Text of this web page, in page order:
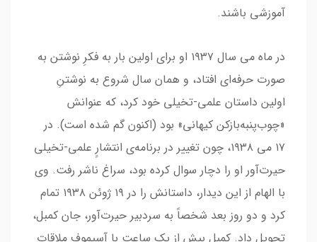
آموزشی باشند.
در ماه می سال ۱۹۳۷ او برای اولین بار به فکرِ نوشتن به
صورت حرفه‌ای افتاد، و همان سال شروع به نوشتنِ
اولین داستان علمی-تخیلی خود کرد، که عنوانش
«چوب‌پنبه‌بازکن کیهانی» بود (اکنون گم شده است). در
۱۷ می ۱۹۳۸، چون تغییر در برنامه‌ی انتشارِِ علمی-تخیلی
حیرت‌آور او را دچار سوال کرده بود، سراغ ناشر رفت. وی
با الهام از این دیدار، داستانش را در ۱۹ ژوئن ۱۹۳۸ تمام
کرد و دو روز بعد شخصاً به سردبیر حیرت‌آور، جان کمبل،
تحویل داد. کمبل بیش از یک ساعت با آسیموف ملاقات